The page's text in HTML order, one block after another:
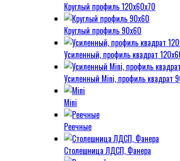
Круглый профиль 120х60х70
Круглый профиль 90х60
Усиленный, профиль квадрат
Усиленный Mini, профиль квадрат
Mini
Реечные
Столешница ЛДСП, Фанера